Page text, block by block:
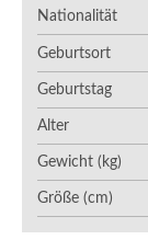
Nationalität
Geburtsort
Geburtstag
Alter
Gewicht (kg)
Größe (cm)